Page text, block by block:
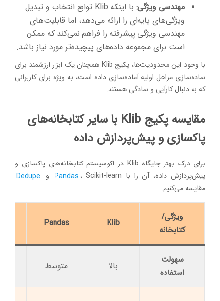
مهندسی ویژگی:
با اینکه Klib توابع انتخاب و تبدیل
ویژگی‌های پایه‌ای را ارائه می‌دهد، اما قابلیت‌های
مهندسی ویژگی پیشرفته را فراهم نمی‌کند که ممکن
است برای مجموعه داده‌های پیچیده‌تر مورد نیاز باشد.
با وجود این محدودیت‌ها، پکیج Klib همچنان یک ابزار ارزشمند برای
ساده‌سازی مراحل اولیه آماده‌سازی داده است، به ویژه برای کاربرانی
که به دنبال کارآیی و سادگی هستند.
مقایسه پکیج Klib با سایر کتابخانه‌های
پاکسازی و پیش‌پردازش داده
برای درک بهتر جایگاه Klib در اکوسیستم کتابخانه‌های پاکسازی و
پیش‌پردازش داده، آن را با
Pandas، Scikit-learn و
Dedupe
مقایسه می‌کنیم.
ویژگی/
کتابخانه
Klib
Pandas
سهولت
استفاده
بالا متوسط